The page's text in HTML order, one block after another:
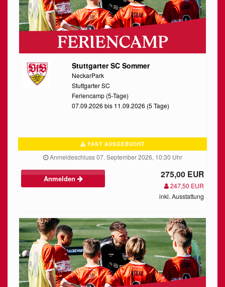
Stuttgarter SC Sommer
NeckarPark
Stuttgarter SC
Feriencamp (5-Tage)
07.09.2026 bis 11.09.2026 (5 Tage)
FAST AUSGEBUCHT
Anmeldeschluss 07. September 2026, 10:30 Uhr
Anmelden 275,00 EUR
247,50 EUR
inkl. Ausstattung